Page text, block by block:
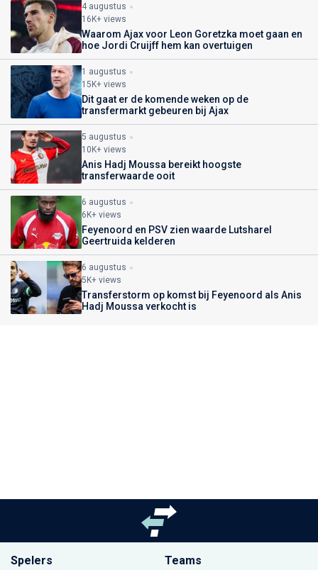
4 augustus
16K+ views
Waarom Ajax voor Leon Goretzka moet gaan en
hoe Jordi Cruijff hem kan overtuigen
1 augustus
15K+ views
Dit gaat er de komende weken op de
transfermarkt gebeuren bij Ajax
5 augustus
10K+ views
Anis Hadj Moussa bereikt hoogste
transferwaarde ooit
6 augustus
6K+ views
Feyenoord en PSV zien waarde Lutsharel
Geertruida kelderen
6 augustus
5K+ views
Transferstorm op komst bij Feyenoord als Anis
Hadj Moussa verkocht is
Spelers Teams